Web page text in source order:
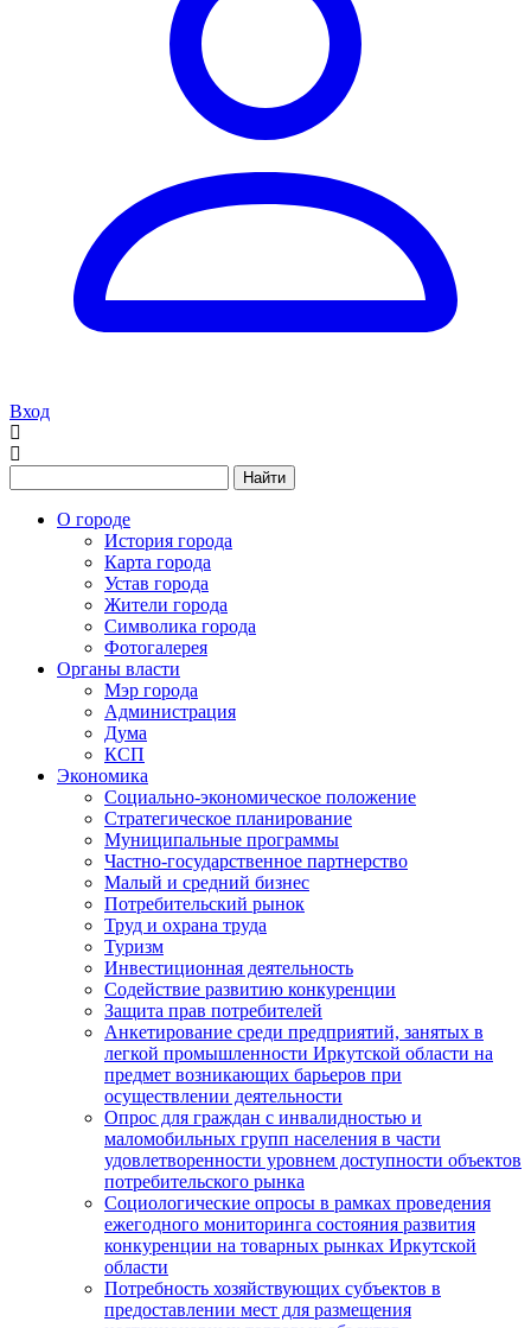
Вход
Найти
О городе
История города
Карта города
Устав города
Жители города
Символика города
Фотогалерея
Органы власти
Мэр города
Администрация
Дума
КСП
Экономика
Социально-экономическое положение
Стратегическое планирование
Муниципальные программы
Частно-государственное партнерство
Малый и средний бизнес
Потребительский рынок
Труд и охрана труда
Туризм
Инвестиционная деятельность
Содействие развитию конкуренции
Защита прав потребителей
Анкетирование среди предприятий, занятых в
легкой промышленности Иркутской области на
предмет возникающих барьеров при
осуществлении деятельности
Опрос для граждан с инвалидностью и
маломобильных групп населения в части
удовлетворенности уровнем доступности объектов
потребительского рынка
Социологические опросы в рамках проведения
ежегодного мониторинга состояния развития
конкуренции на товарных рынках Иркутской
области
Потребность хозяйствующих субъектов в
предоставлении мест для размещения